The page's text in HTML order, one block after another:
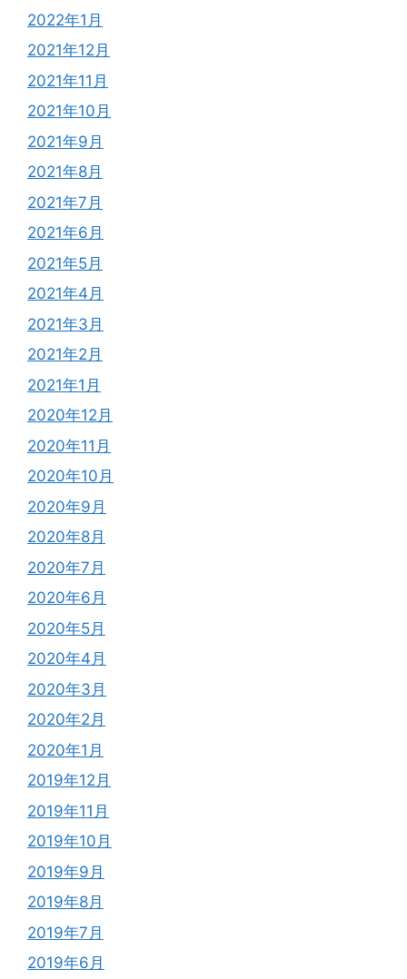
2022年1月
2021年12月
2021年11月
2021年10月
2021年9月
2021年8月
2021年7月
2021年6月
2021年5月
2021年4月
2021年3月
2021年2月
2021年1月
2020年12月
2020年11月
2020年10月
2020年9月
2020年8月
2020年7月
2020年6月
2020年5月
2020年4月
2020年3月
2020年2月
2020年1月
2019年12月
2019年11月
2019年10月
2019年9月
2019年8月
2019年7月
2019年6月